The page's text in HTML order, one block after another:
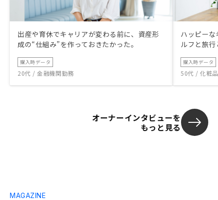
出産や育休でキャリアが変わる前に、資産形
成の“仕組み”を作っておきたかった。
購入時データ
20代 / 金融機関勤務
ハッピー
ルフと旅
購入時データ
50代 / 化粧
オーナーインタビューを
もっと見る
MAGAZINE